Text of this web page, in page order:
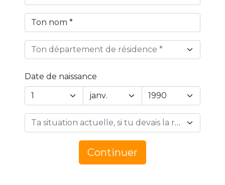
Ton département de résidence *
Date de naissance
Year
Day
Ta situation actuelle, si tu devais la résumer en 1 mot… *
Continuer